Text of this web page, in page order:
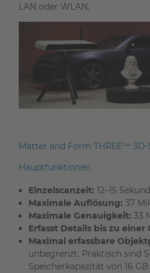
LAN oder WLAN.
Matter and Form THREE™ 3D-
Hauptfunktionen
Einzelscanzeit: 12–15
Maximale Auflösung: 37
Maximale Genauigkeit: 33
Erfasst Details bis zu einer
Maximal erfassbare
unbegrenzt. Praktisch sind
Speicherkapazität von 16